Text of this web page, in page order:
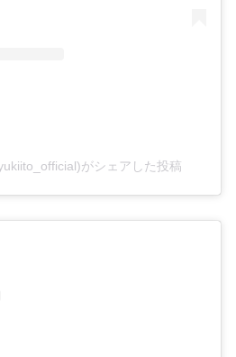
がシェアした投稿